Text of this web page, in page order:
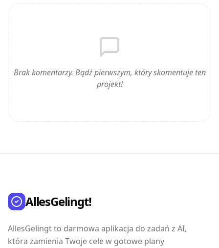
Brak komentarzy. Bądź pierwszym, który skomentuje ten
projekt!
AllesGelingt!
AllesGelingt to darmowa aplikacja do zadań z AI,
która zamienia Twoje cele w gotowe plany